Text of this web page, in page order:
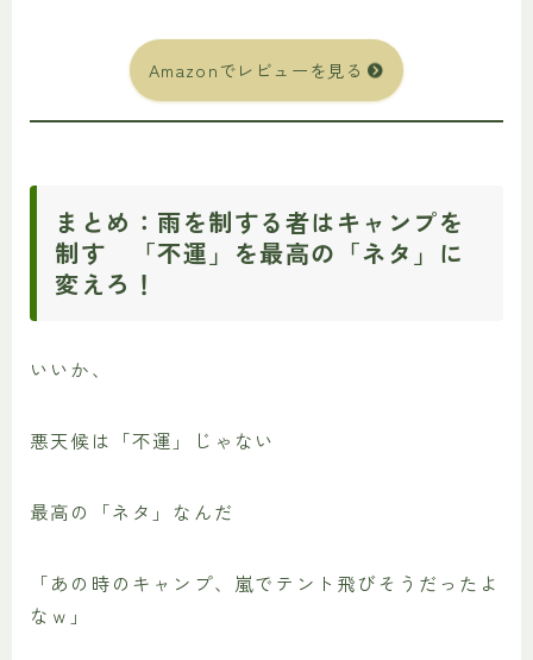
Amazonでレビューを見る
まとめ：雨を制する者はキャンプを
制す 「不運」を最高の「ネタ」に
変えろ！
いいか、
悪天候は「不運」じゃない
最高の「ネタ」なんだ
「あの時のキャンプ、嵐でテント飛びそうだったよ
なｗ」